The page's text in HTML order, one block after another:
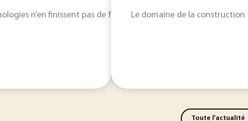
n’en finissent pas de faire parler d’elles. Un projet de
Le domaine de la
Toute l'actualité